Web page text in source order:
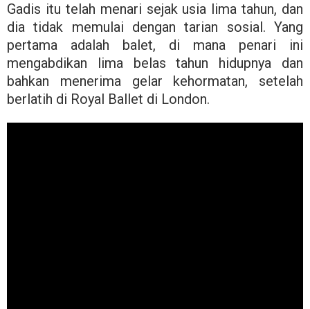
Gadis itu telah menari sejak usia lima tahun, dan
dia tidak memulai dengan tarian sosial. Yang
pertama adalah balet, di mana penari ini
mengabdikan lima belas tahun hidupnya dan
bahkan menerima gelar kehormatan, setelah
berlatih di Royal Ballet di London.